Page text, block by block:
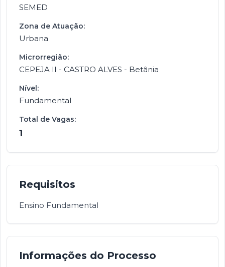
SEMED
Zona de Atuação:
Urbana
Microrregião:
CEPEJA II - CASTRO ALVES - Betânia
Nível:
Fundamental
Total de Vagas:
1
Requisitos
Ensino Fundamental
Informações do Processo